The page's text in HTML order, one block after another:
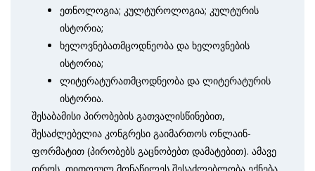
ეთნოლოგია; კულტუროლოგია; კულტურის
ისტორია;
ხელოვნებათმცოდნეობა და ხელოვნების
ისტორია;
ლიტერატურათმცოდნეობა და ლიტერატურის
ისტორია.
შესაბამისი პირობების გათვალისწინებით,
შესაძლებელია კონგრესი გაიმართოს ონლაინ-
ფორმატით (პირობებს გაცნობებთ დამატებით). ამავე